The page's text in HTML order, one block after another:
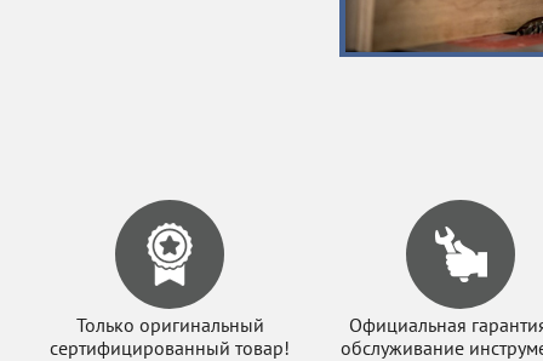
Только оригинальный
сертифицированный товар!
Официальная
обслуживание